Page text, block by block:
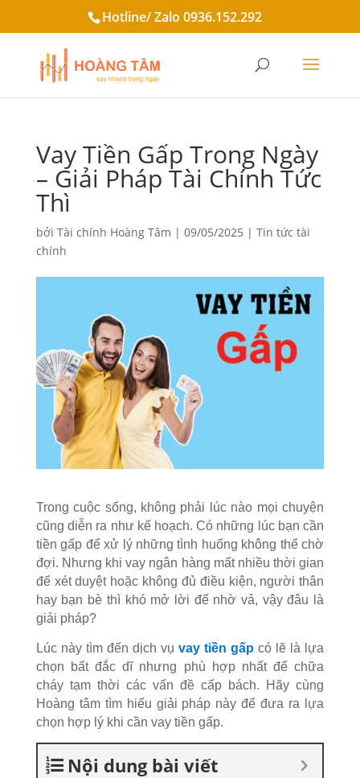
Hotline/ Zalo 0936.152.292
Vay Tiền Gấp Trong Ngày
– Giải Pháp Tài Chính Tức
Thì
bởi Tài chính Hoàng Tâm | 09/05/2025 | Tin tức tài
chính
Trong cuộc sống, không phải lúc nào mọi chuyện
cũng diễn ra như kế hoạch. Có những lúc bạn cần
tiền gấp để xử lý những tình huống không thể chờ
đợi. Nhưng khi vay ngân hàng mất nhiều thời gian
để xét duyệt hoặc không đủ điều kiện, người thân
hay bạn bè thì khó mở lời để nhờ vả, vậy đâu là
giải pháp?
Lúc này tìm đến dịch vụ vay tiền gấp có lẽ là lựa
chọn bất đắc dĩ nhưng phù hợp nhất để chữa
cháy tạm thời các vấn đề cấp bách. Hãy cùng
Hoàng tâm tìm hiểu giải pháp này để đưa ra lựa
chọn hợp lý khi cần vay tiền gấp.
Nội dung bài viết